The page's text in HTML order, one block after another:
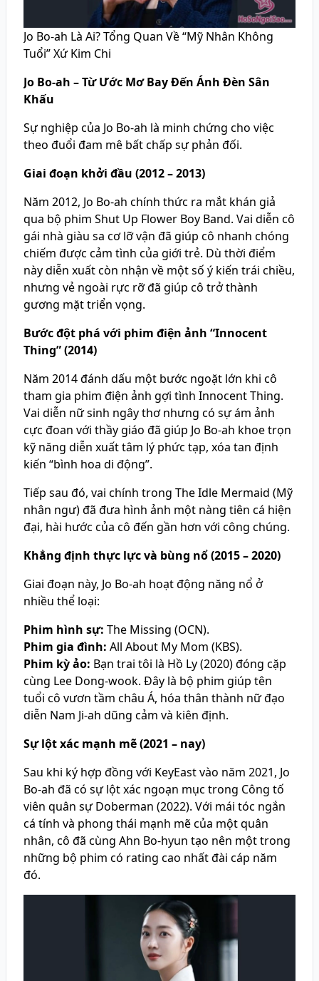
Jo Bo-ah Là Ai? Tổng Quan Về “Mỹ Nhân Không
Tuổi” Xứ Kim Chi
Jo Bo-ah – Từ Ước Mơ Bay Đến Ánh Đèn Sân
Khấu
Sự nghiệp của Jo Bo-ah là minh chứng cho việc
theo đuổi đam mê bất chấp sự phản đối.
Giai đoạn khởi đầu (2012 – 2013)
Năm 2012, Jo Bo-ah chính thức ra mắt khán giả
qua bộ phim Shut Up Flower Boy Band. Vai diễn cô
gái nhà giàu sa cơ lỡ vận đã giúp cô nhanh chóng
chiếm được cảm tình của giới trẻ. Dù thời điểm
này diễn xuất còn nhận về một số ý kiến trái chiều,
nhưng vẻ ngoài rực rỡ đã giúp cô trở thành
gương mặt triển vọng.
Bước đột phá với phim điện ảnh “Innocent
Thing” (2014)
Năm 2014 đánh dấu một bước ngoặt lớn khi cô
tham gia phim điện ảnh gợi tình Innocent Thing.
Vai diễn nữ sinh ngây thơ nhưng có sự ám ảnh
cực đoan với thầy giáo đã giúp Jo Bo-ah khoe trọn
kỹ năng diễn xuất tâm lý phức tạp, xóa tan định
kiến “bình hoa di động”.
Tiếp sau đó, vai chính trong The Idle Mermaid (Mỹ
nhân ngư) đã đưa hình ảnh một nàng tiên cá hiện
đại, hài hước của cô đến gần hơn với công chúng.
Khẳng định thực lực và bùng nổ (2015 – 2020)
Giai đoạn này, Jo Bo-ah hoạt động năng nổ ở
nhiều thể loại:
Phim hình sự: The Missing (OCN).
Phim gia đình: All About My Mom (KBS).
Phim kỳ ảo: Bạn trai tôi là Hồ Ly (2020) đóng cặp
cùng Lee Dong-wook. Đây là bộ phim giúp tên
tuổi cô vươn tầm châu Á, hóa thân thành nữ đạo
diễn Nam Ji-ah dũng cảm và kiên định.
Sự lột xác mạnh mẽ (2021 – nay)
Sau khi ký hợp đồng với KeyEast vào năm 2021, Jo
Bo-ah đã có sự lột xác ngoạn mục trong Công tố
viên quân sự Doberman (2022). Với mái tóc ngắn
cá tính và phong thái mạnh mẽ của một quân
nhân, cô đã cùng Ahn Bo-hyun tạo nên một trong
những bộ phim có rating cao nhất đài cáp năm
đó.